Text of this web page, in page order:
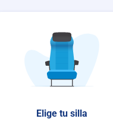
Elige tu silla